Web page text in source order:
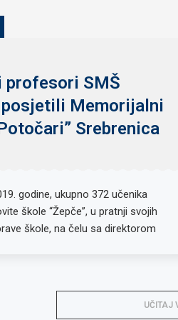
profesori SMŠ
posjetili Memorijalni
Srebrenica
godine, ukupno 372 učenika
škole “Žepče”, u pratnji svojih
škole, na čelu sa direktorom
UČITAJ